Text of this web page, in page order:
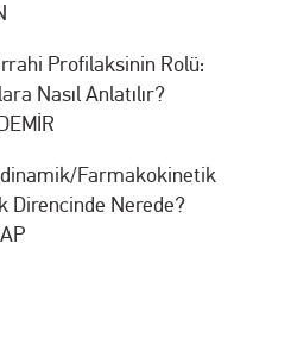
Profilaksinin Rolü:
Nasıl Anlatılır?
Farmakokinetik
Direncinde Nerede?